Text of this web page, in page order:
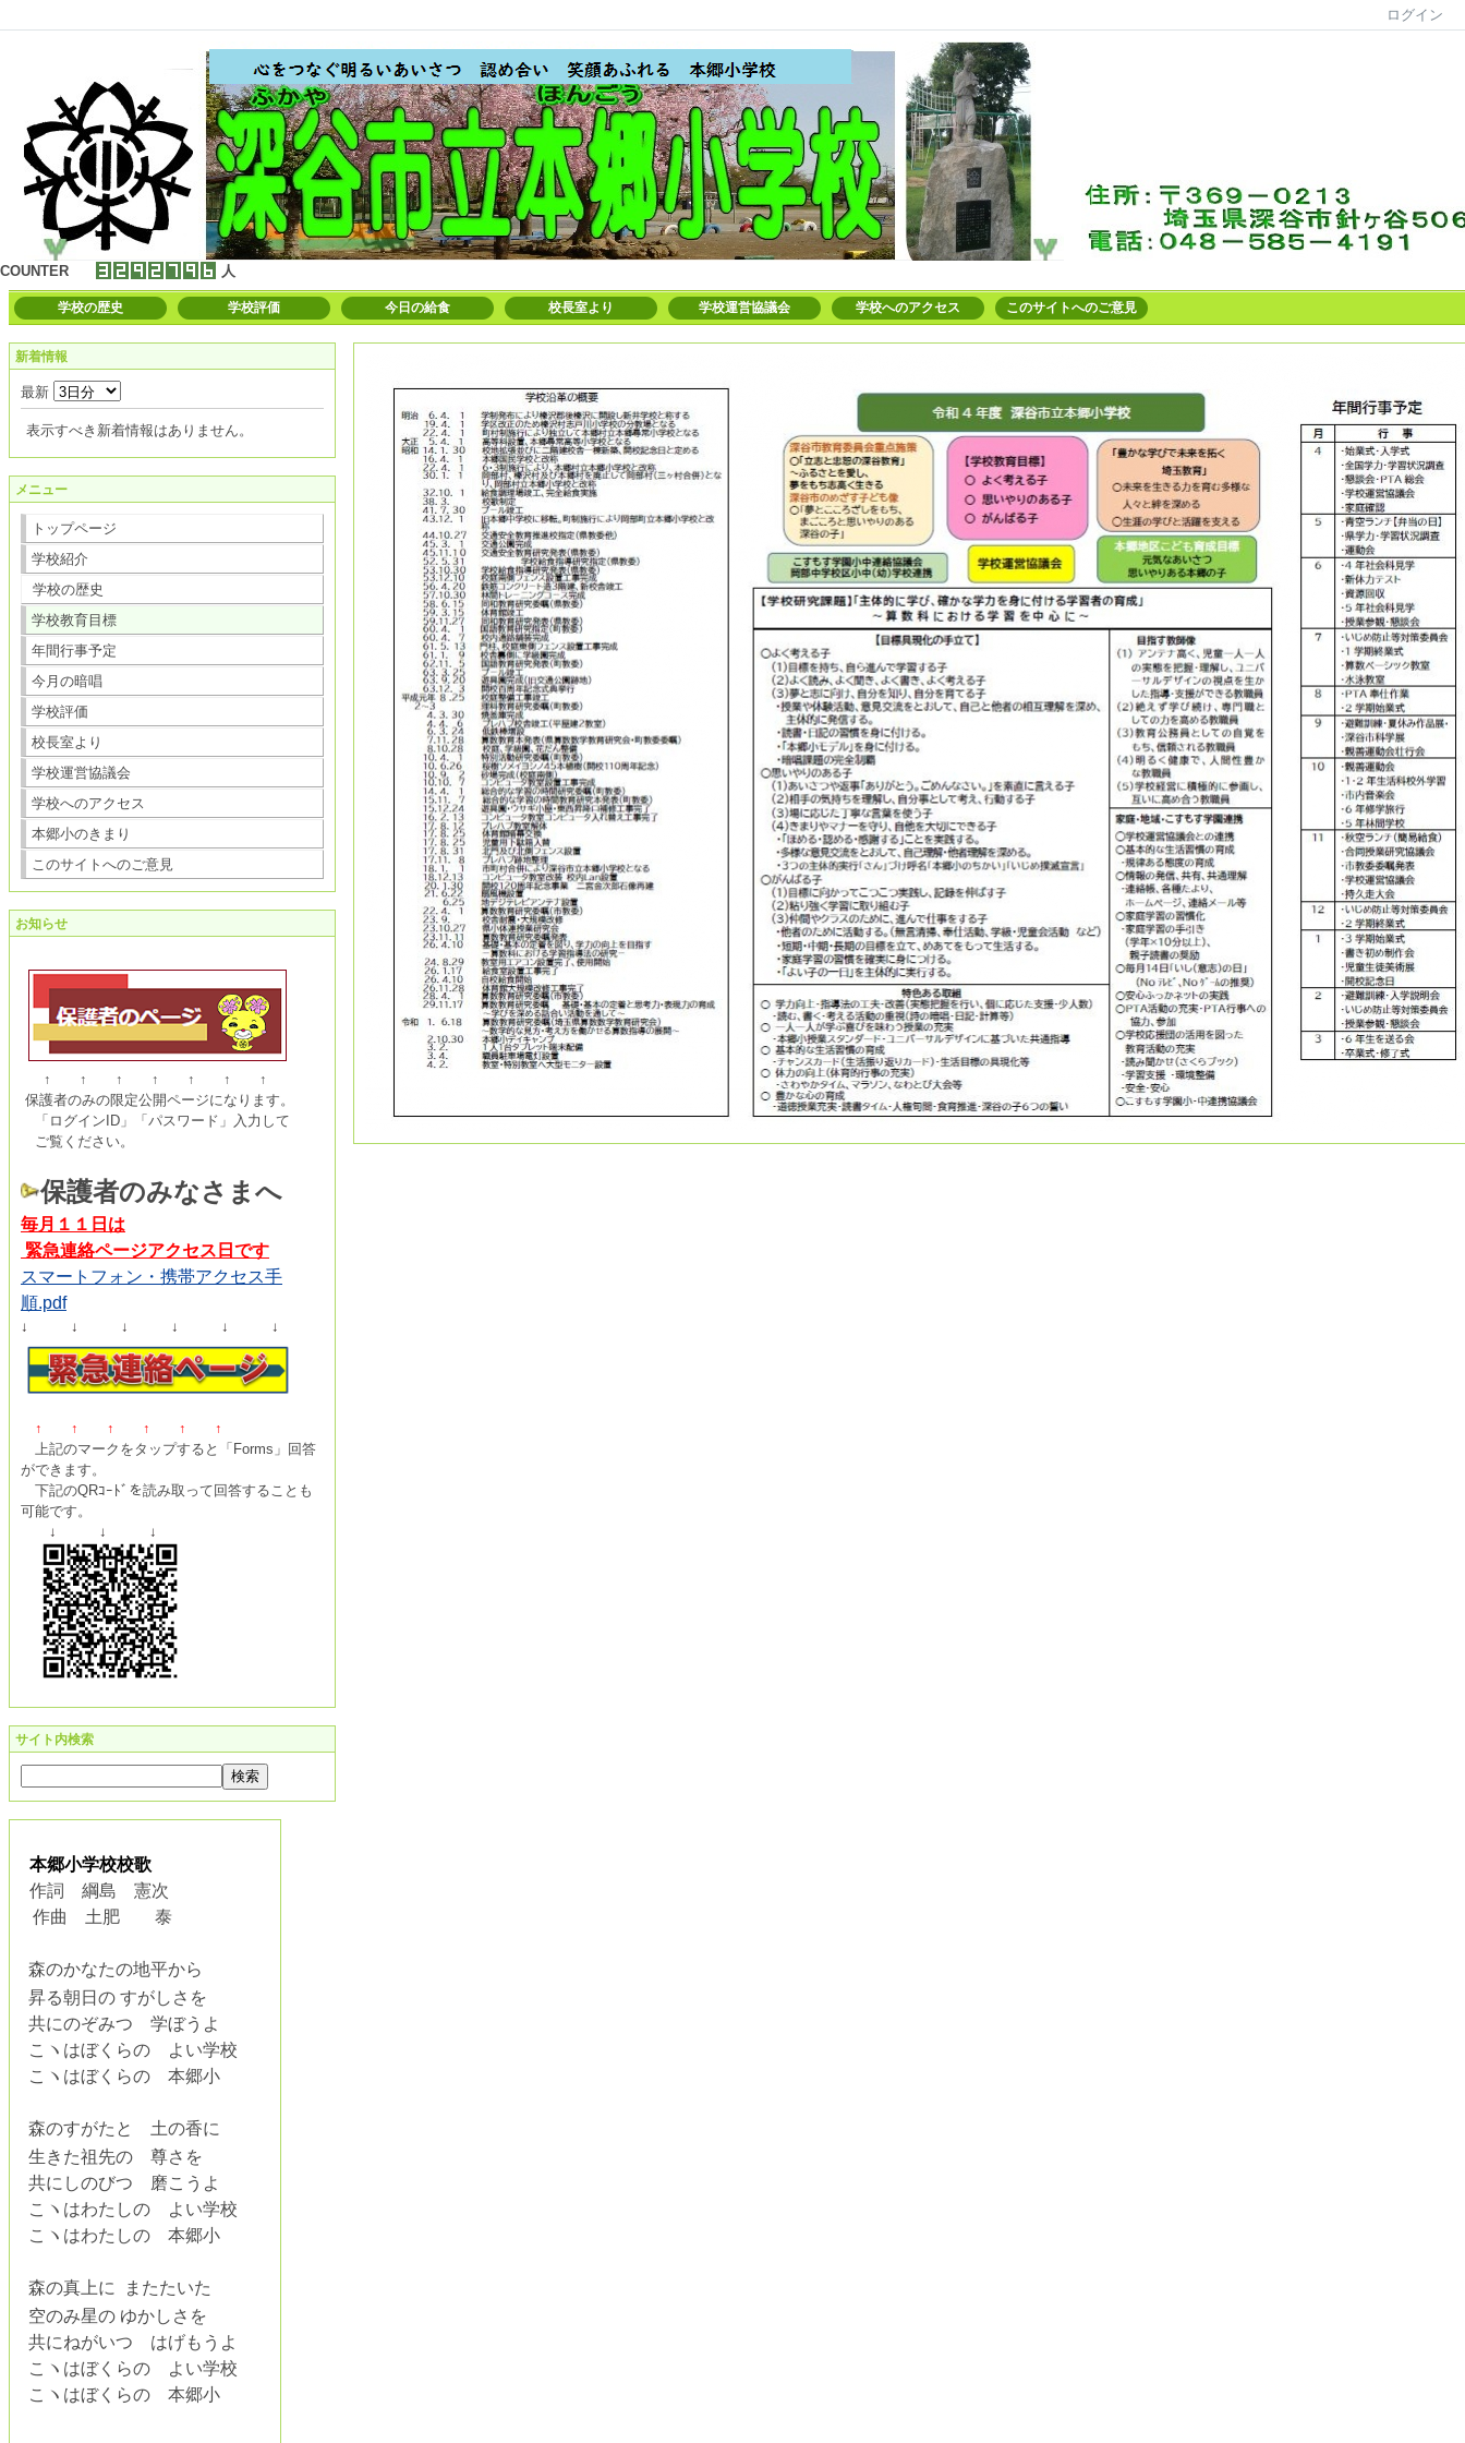
ログイン
COUNTER 人
学校の歴史 学校評価 今日の給食 校長室より 学校運営協議会 学校へのアクセス このサイトへのご意見
新着情報
最新
表示すべき新着情報はありません。
メニュー
トップページ
学校紹介
学校の歴史
学校教育目標
年間行事予定
今月の暗唱
学校評価
校長室より
学校運営協議会
学校へのアクセス
本郷小のきまり
このサイトへのご意見
お知らせ
↑ ↑ ↑ ↑ ↑ ↑ ↑
保護者のみの限定公開ページになります。
「ログインID」「パスワード」入力して
ご覧ください。
保護者のみなさまへ
毎月１１日は
緊急連絡ページアクセス日です
スマートフォン・携帯アクセス手
順.pdf
↓ ↓ ↓ ↓ ↓ ↓
↑ ↑ ↑ ↑ ↑ ↑
上記のマークをタップすると「Forms」回答
ができます。
下記のQRｺｰﾄﾞを読み取って回答することも
可能です。
↓ ↓ ↓
サイト内検索
本郷小学校校歌
作詞 綱島 憲次
作曲 土肥 泰
森のかなたの地平から
昇る朝日の すがしさを
共にのぞみつ 学ぼうよ
こヽはぼくらの よい学校
こヽはぼくらの 本郷小
森のすがたと 土の香に
生きた祖先の 尊さを
共にしのびつ 磨こうよ
こヽはわたしの よい学校
こヽはわたしの 本郷小
森の真上に またたいた
空のみ星の ゆかしさを
共にねがいつ はげもうよ
こヽはぼくらの よい学校
こヽはぼくらの 本郷小